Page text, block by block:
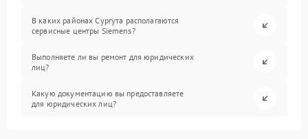
В каких районах Сургута располагаются
сервисные центры Siemens?
Выполняете ли вы ремонт для юридических
лиц?
Какую документацию вы предоставляете
для юридических лиц?